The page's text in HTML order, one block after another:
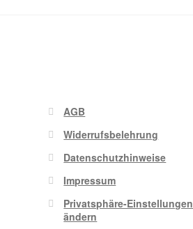
AGB
Widerrufsbelehrung
Datenschutzhinweise
Impressum
Privatsphäre-Einstellungen
ändern